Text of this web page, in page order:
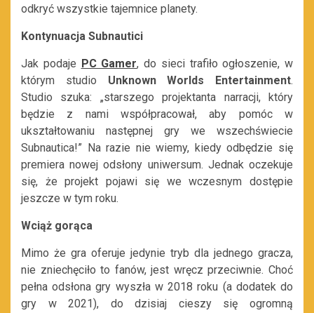
odkryć wszystkie tajemnice planety.
Kontynuacja Subnautici
Jak podaje PC Gamer, do sieci trafiło ogłoszenie, w
którym studio Unknown Worlds Entertainment.
Studio szuka: „starszego projektanta narracji, który
będzie z nami współpracował, aby pomóc w
ukształtowaniu następnej gry we wszechświecie
Subnautica!” Na razie nie wiemy, kiedy odbędzie się
premiera nowej odsłony uniwersum. Jednak oczekuje
się, że projekt pojawi się we wczesnym dostępie
jeszcze w tym roku.
Wciąż gorąca
Mimo że gra oferuje jedynie tryb dla jednego gracza,
nie zniechęciło to fanów, jest wręcz przeciwnie. Choć
pełna odsłona gry wyszła w 2018 roku (a dodatek do
gry w 2021), do dzisiaj cieszy się ogromną